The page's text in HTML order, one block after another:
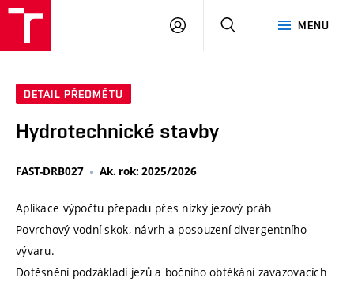
MENU
PŘIHLÁSIT
DETAIL PŘEDMĚTU
Hydrotechnické stavby
FAST-DRB027 Ak. rok: 2025/2026
Aplikace výpočtu přepadu přes nízký jezový práh
Povrchový vodní skok, návrh a posouzení divergentního
vývaru.
Dotěsnění podzákladí jezů a bočního obtékání zavazovacích